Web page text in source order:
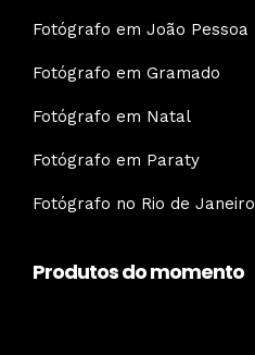
Fotógrafo em João Pessoa
Fotógrafo em Gramado
Fotógrafo em Natal
Fotógrafo em Paraty
Fotógrafo no Rio de Janeiro
Produtos do momento